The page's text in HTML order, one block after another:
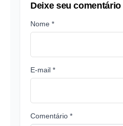
Deixe seu comentário
Nome *
E-mail *
Comentário *